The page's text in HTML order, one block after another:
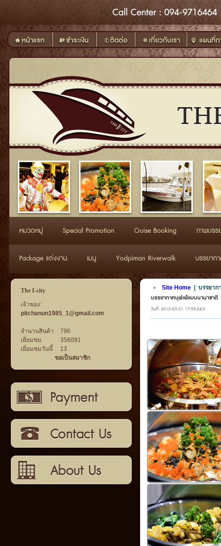
Call Center: 094-9716464
หมวดหมู่ Special Promotion Cruise Booking ภาพบรร
Package แต่งงาน เมนู Yodpiman Riverwalk บรรยาก
The I-city
เจ้าของ:
pitchanun1985_1@gmail.com
จำนวนสินค้า
796
เยี่ยมชม
356091
เยี่ยมชมวันนี้
13
ขอเป็นสมาชิก
Site Home บรรยา
บรรยากาศบุฟเฟ่แบบนานาชาติ
วันที่: 2013-03-21 17:55:24.0